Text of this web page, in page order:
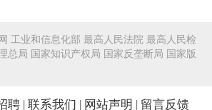
工业和信息化部 最高人民法院 最高人民检
总局 国家知识产权局 国家反垄断局 国家版
聘 联系我们 网站声明 留言反馈